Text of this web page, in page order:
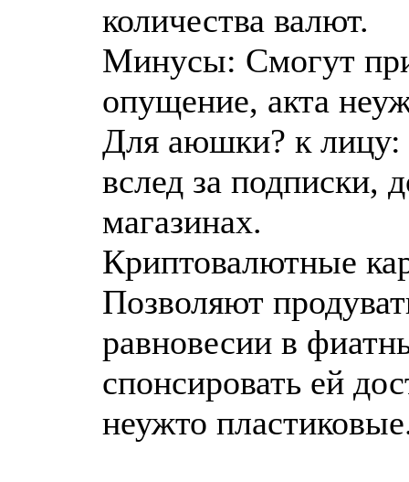
количества валют.
Минусы: Смогут
опущение, акта
Для аюшки? к лицу:
вслед за подписки,
магазинах.
Криптовалютные
Позволяют
равновесии в
спонсировать ей
неужто